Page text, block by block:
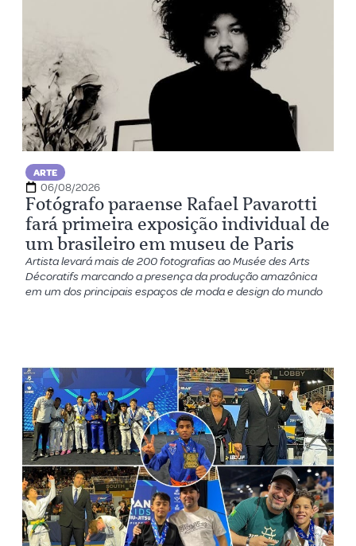
ARTE
06/08/2026
Fotógrafo paraense Rafael Pavarotti
fará primeira exposição individual de
um brasileiro em museu de Paris
Artista levará mais de 200 fotografias ao Musée des Arts
Décoratifs marcando a presença da produção amazônica
em um dos principais espaços de moda e design do mundo